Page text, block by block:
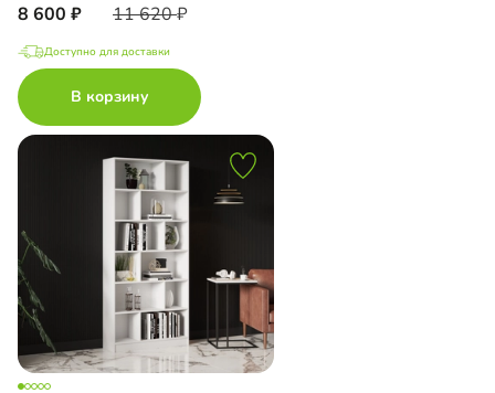
8 600 11 620
Доступно для доставки
В корзину